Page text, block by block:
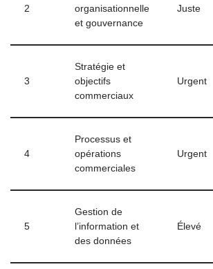
2
organisationnelle
et gouvernance
Juste
3
Stratégie et
objectifs
commerciaux
Urgent
4
Processus et
opérations
commerciales
Urgent
5
Gestion de
l’information et
des données
Élevé